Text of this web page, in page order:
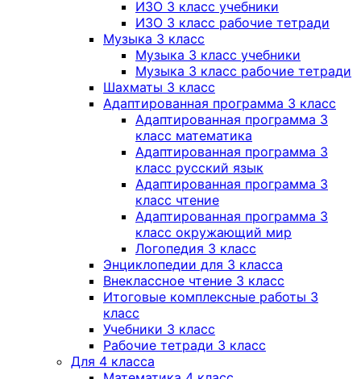
ИЗО 3 класс учебники
ИЗО 3 класс рабочие тетради
Музыка 3 класс
Музыка 3 класс учебники
Музыка 3 класс рабочие тетради
Шахматы 3 класс
Адаптированная программа 3 класс
Адаптированная программа 3
класс математика
Адаптированная программа 3
класс русский язык
Адаптированная программа 3
класс чтение
Адаптированная программа 3
класс окружающий мир
Логопедия 3 класс
Энциклопедии для 3 класса
Внеклассное чтение 3 класс
Итоговые комплексные работы 3
класс
Учебники 3 класс
Рабочие тетради 3 класс
Для 4 класса